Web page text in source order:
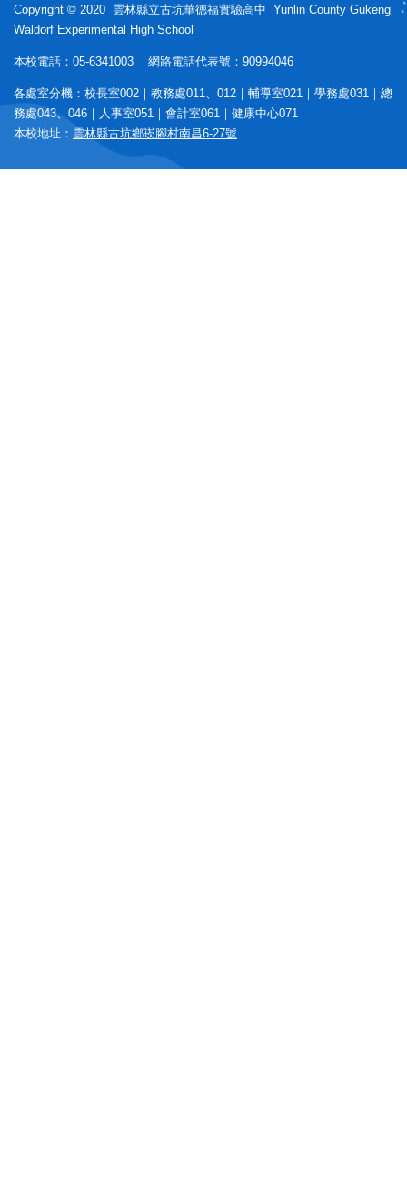
Copyright © 2020 雲林縣立古坑華德福實驗高中 Yunlin County Gukeng
Waldorf Experimental High School
本校電話：05-6341003 網路電話代表號：90994046
各處室分機：校長室002｜教務處011、012｜輔導室021｜學務處031｜總
務處043、046｜人事室051｜會計室061｜健康中心071
本校地址： 雲林縣古坑鄉崁腳村南昌6-27號